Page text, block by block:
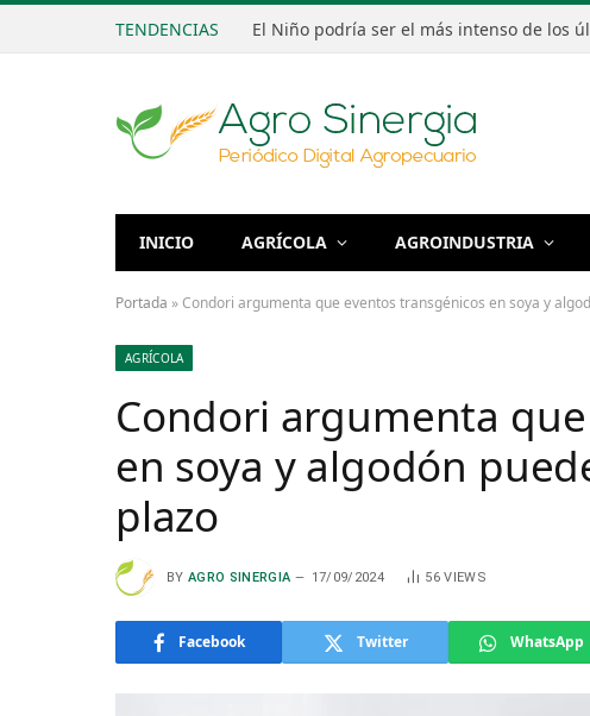
TENDENCIAS
INICIO AGRÍCOLA AGROINDUSTRIA
Portada »Condori argumenta que eventos transgénicos en soya y
AGRÍCOLA
Condori argumenta
en soya y algodón
plazo
BY AGRO SINERGIA 17/09/2024 56VIEWS
Facebook Twitter WhatsApp